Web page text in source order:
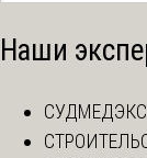
Наши